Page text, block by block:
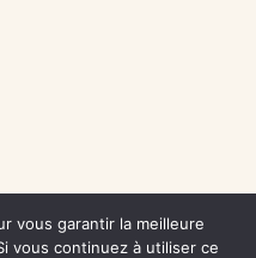
vous garantir la meilleure
vous continuez à utiliser ce